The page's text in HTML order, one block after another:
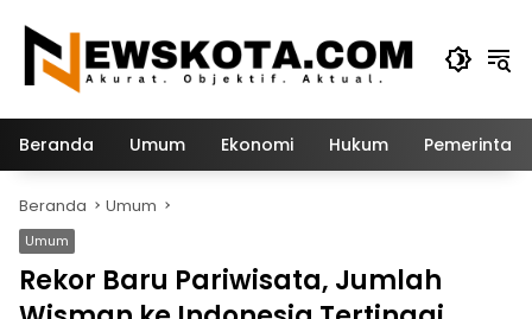
konten
Beranda Umum Ekonomi Hukum
Beranda Umum
Umum
Rekor Baru Pariwisata, Jumlah